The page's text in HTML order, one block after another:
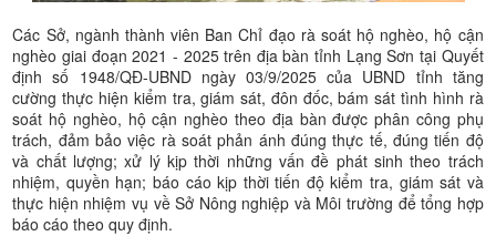
Các Sở, ngành thành viên Ban Chỉ đạo rà soát hộ nghèo, hộ cận
nghèo giai đoạn 2021 - 2025 trên địa bàn tỉnh Lạng Sơn tại Quyết
định số 1948/QĐ-UBND ngày 03/9/2025 của UBND tỉnh tăng
cường thực hiện kiểm tra, giám sát, đôn đốc, bám sát tình hình rà
soát hộ nghèo, hộ cận nghèo theo địa bàn được phân công phụ
trách, đảm bảo việc rà soát phản ánh đúng thực tế, đúng tiến độ
và chất lượng; xử lý kịp thời những vấn đề phát sinh theo trách
nhiệm, quyền hạn; báo cáo kịp thời tiến độ kiểm tra, giám sát và
thực hiện nhiệm vụ về Sở Nông nghiệp và Môi trường để tổng hợp
báo cáo theo quy định.